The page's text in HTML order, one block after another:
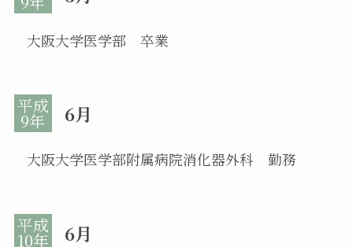
大阪大学医学部 卒業
6月
大阪大学医学部附属病院消化器外科 勤務
6月